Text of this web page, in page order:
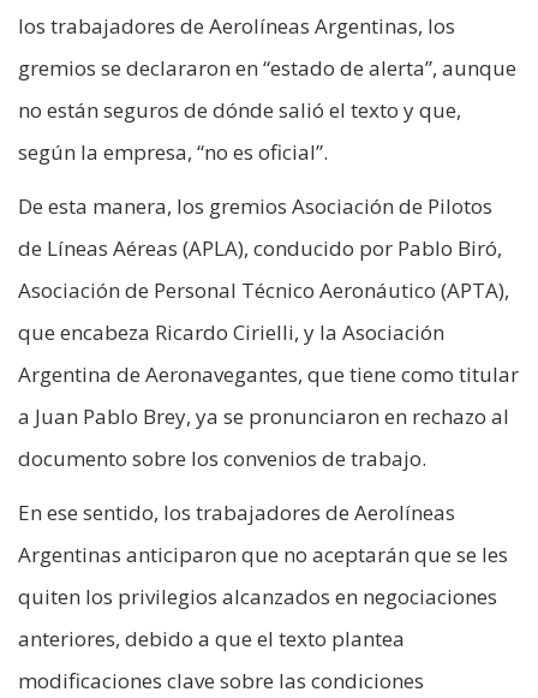
los trabajadores de Aerolíneas Argentinas, los
gremios se declararon en “estado de alerta”, aunque
no están seguros de dónde salió el texto y que,
según la empresa, “no es oficial”.
De esta manera, los gremios Asociación de Pilotos
de Líneas Aéreas (APLA), conducido por Pablo Biró,
Asociación de Personal Técnico Aeronáutico (APTA),
que encabeza Ricardo Cirielli, y la Asociación
Argentina de Aeronavegantes, que tiene como titular
a Juan Pablo Brey, ya se pronunciaron en rechazo al
documento sobre los convenios de trabajo.
En ese sentido, los trabajadores de Aerolíneas
Argentinas anticiparon que no aceptarán que se les
quiten los privilegios alcanzados en negociaciones
anteriores, debido a que el texto plantea
modificaciones clave sobre las condiciones